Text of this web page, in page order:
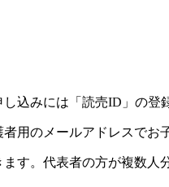
込みには「読売ID」の登
用のメールアドレスでお
す。代表者の方が複数